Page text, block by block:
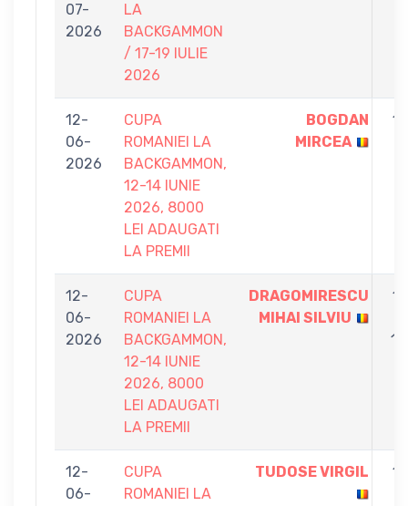
07-
2026
LA
BACKGAMMON
/ 17-19 IULIE
2026
12-
06-
2026
CUPA
ROMANIEI LA
BACKGAMMON,
12-14 IUNIE
2026, 8000
LEI ADAUGATI
LA PREMII
BOGDAN
MIRCEA
11
12-
06-
2026
CUPA
ROMANIEI LA
BACKGAMMON,
12-14 IUNIE
2026, 8000
LEI ADAUGATI
LA PREMII
DRAGOMIRESCU
MIHAI SILVIU
11
10
12-
06-
CUPA
ROMANIEI LA
TUDOSE VIRGIL
11